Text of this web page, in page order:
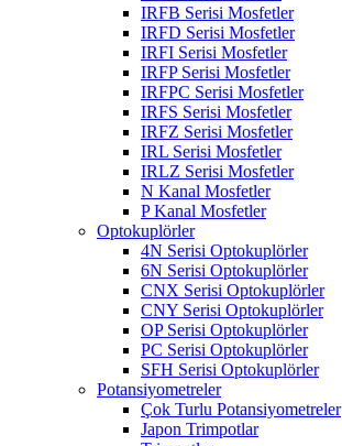
IRFB Serisi Mosfetler
IRFD Serisi Mosfetler
IRFI Serisi Mosfetler
IRFP Serisi Mosfetler
IRFPC Serisi Mosfetler
IRFS Serisi Mosfetler
IRFZ Serisi Mosfetler
IRL Serisi Mosfetler
IRLZ Serisi Mosfetler
N Kanal Mosfetler
P Kanal Mosfetler
Optokuplörler
4N Serisi Optokuplörler
6N Serisi Optokuplörler
CNX Serisi Optokuplörler
CNY Serisi Optokuplörler
OP Serisi Optokuplörler
PC Serisi Optokuplörler
SFH Serisi Optokuplörler
Potansiyometreler
Çok Turlu Potansiyometreler
Japon Trimpotlar